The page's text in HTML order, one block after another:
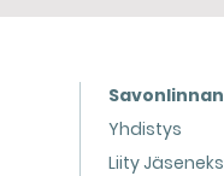
Yhdistys
Liity